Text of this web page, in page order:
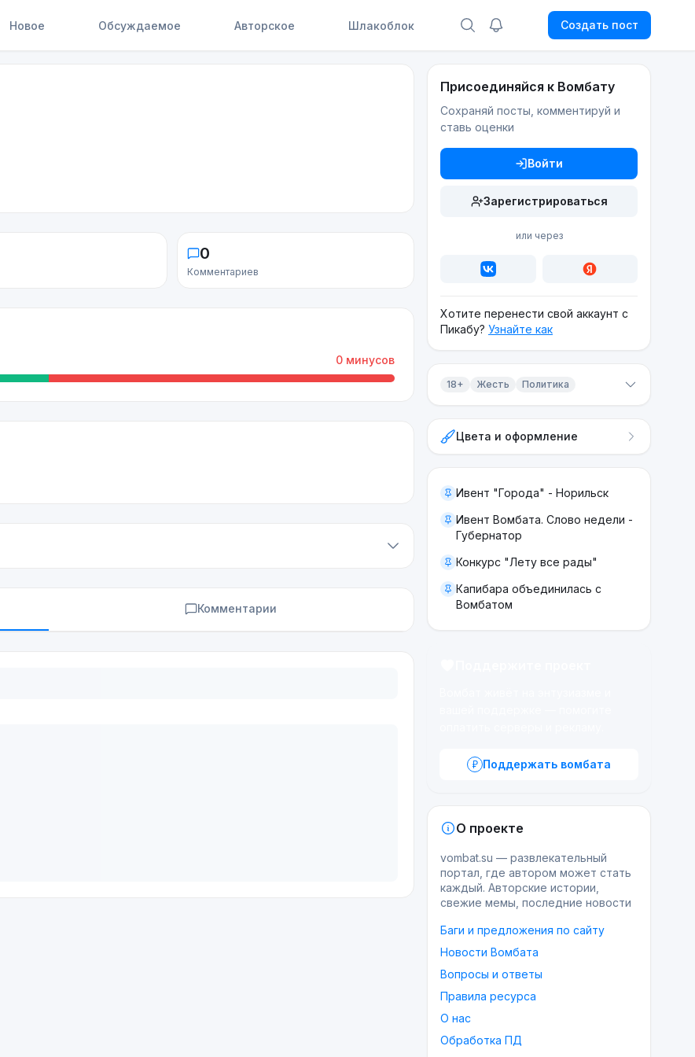
Новое Обсуждаемое Авторское Шлакоблок Создать пост
0
Комментариев
0 минусов
Комментарии
Присоединяйся к Вомбату
Сохраняй посты, комментируй и
ставь оценки
Войти
Зарегистрироваться
или через
Хотите перенести свой аккаунт с
Пикабу? Узнайте как
18+ Жесть Политика
ЖестьЦвета и оформление
Ивент "Города" - Норильск
Ивент Вомбата. Слово недели -
Губернатор
Конкурс "Лету все рады"
Капибара объединилась с
Вомбатом
Поддержать вомбата
О проекте
vombat.su — развлекательный
портал, где автором может стать
каждый. Авторские истории,
свежие мемы, последние новости
Баги и предложения по сайту
Новости Вомбата
Вопросы и ответы
Правила ресурса
О нас
Обработка ПД